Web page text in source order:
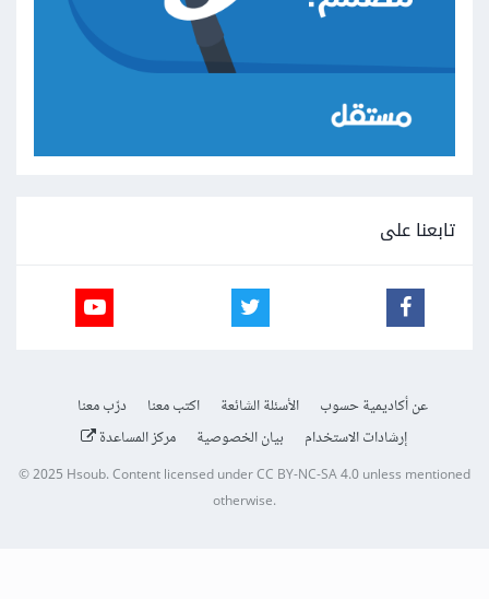
تابعنا على
عن أكاديمية حسوب الأسئلة الشائعة اكتب معنا
درّب معنا
إرشادات الاستخدام
بيان الخصوصية مركز المساعدة
© 2025 Hsoub.Content licensed underCC BY-NC-SA 4.0unless mentioned
otherwise.